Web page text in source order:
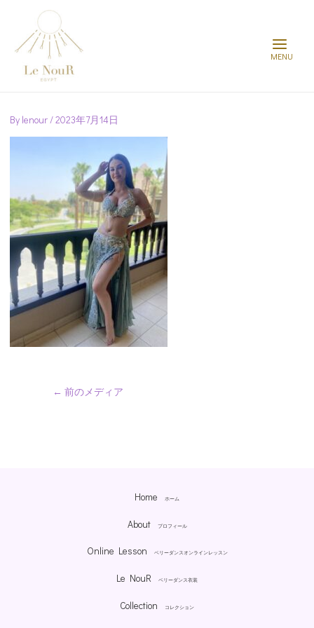
Menu
By lenour/2023年7月14日
Post
navigation
← 前のメディア
Home ホーム
About プロフィール
Online Lesson ベリーダンスオンラインレッスン
Le NouR ベリーダンス衣装
Collection コレクション